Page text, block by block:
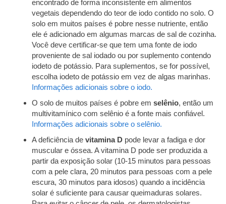
encontrado de forma inconsistente em alimentos
vegetais dependendo do teor de iodo contido no solo. O
solo em muitos países é pobre nesse nutriente, então
ele é adicionado em algumas marcas de sal de cozinha.
Você deve certificar-se que tem uma fonte de iodo
proveniente de sal iodado ou por suplemento contendo
iodeto de potássio. Para suplementos, se for possível,
escolha iodeto de potássio em vez de algas marinhas.
Informações adicionais sobre o iodo.
O solo de muitos países é pobre em selênio, então um
multivitamínico com selênio é a fonte mais confiável.
Informações adicionais sobre o selênio.
A deficiência de vitamina Dpode levar a fadiga e dor
muscular e óssea. A vitamina D pode ser produzida a
partir da exposição solar (10-15 minutos para pessoas
com a pele clara, 20 minutos para pessoas com a pele
escura, 30 minutos para idosos) quando a incidência
solar é suficiente para causar queimaduras solares.